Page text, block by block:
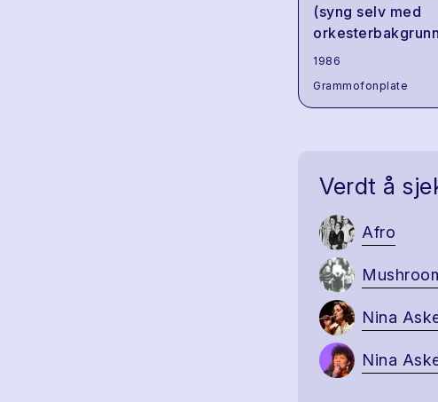
(syng selv med
1986
Grammofonplate
Verdt å
Afro
Nina
Nina